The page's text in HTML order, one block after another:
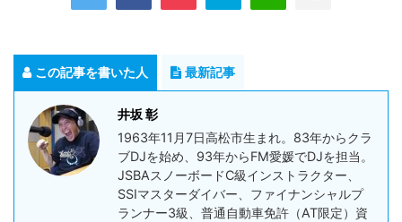
この記事を書いた人 最新記事
井坂 彰
1963年11月7日高松市生まれ。83年からクラ
ブDJを始め、93年からFM愛媛でDJを担当。
JSBAスノーボードC級インストラクター、
SSIマスターダイバー、ファイナンシャルプ
ランナー3級、普通自動車免許（AT限定）資